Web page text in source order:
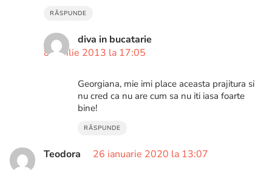
RĂSPUNDE
diva in bucatarie
8 aprilie 2013 la 17:05
Georgiana, mie imi place aceasta prajitura si
nu cred ca nu are cum sa nu iti iasa foarte
bine!
RĂSPUNDE
Teodora 26 ianuarie 2020 la 13:07